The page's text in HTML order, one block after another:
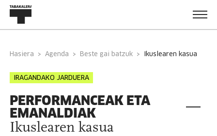
Hasiera Agenda Beste gai batzuk ikuslearen kasua
IRAGANDAKO JARDUERA
PERFORMANCEAK ETA
EMANALDIAK
Ikuslearen kasua